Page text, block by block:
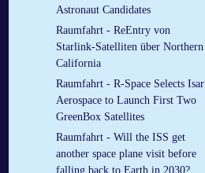
Astronaut Candidates
Raumfahrt - ReEntry von
Starlink-Satelliten über Northern
California
Raumfahrt - R-Space Selects Isar
Aerospace to Launch First Two
GreenBox Satellites
Raumfahrt - Will the ISS get
another space plane visit before
falling back to Earth in 2030?